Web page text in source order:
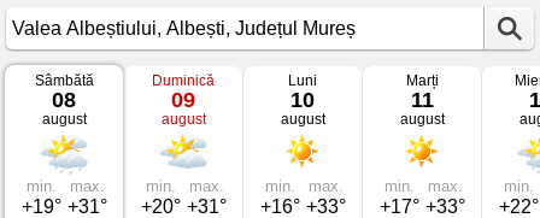
Vremea
Valea
Albeștiului
Albești,
Județul
Mureș
Sâmbătă
08
august
min.
+19°
max.
+31°
Duminică
09
august
min.
+20°
max.
+31°
Luni
10
august
min.
+16°
max.
+33°
Marți
11
august
min.
+17°
max.
+33°
min.
+22°